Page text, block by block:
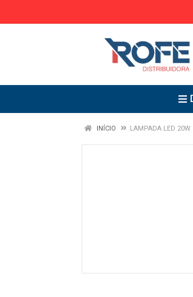
INÍCIO LAMPADA LED